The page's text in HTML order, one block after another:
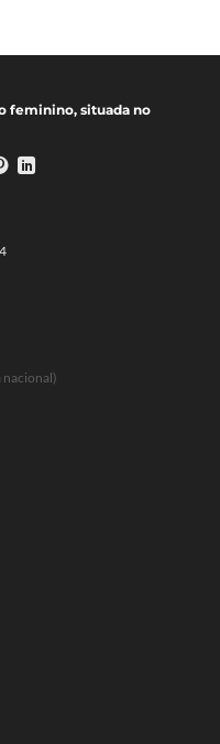
feminino, situada no
nacional)